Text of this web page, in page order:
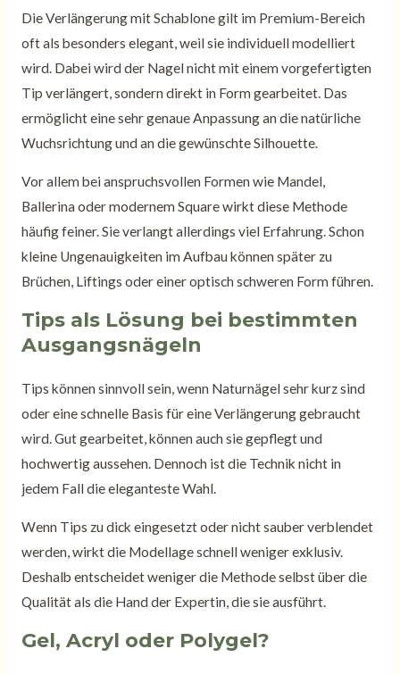
Die Verlängerung mit Schablone gilt im Premium-Bereich
oft als besonders elegant, weil sie individuell modelliert
wird. Dabei wird der Nagel nicht mit einem vorgefertigten
Tip verlängert, sondern direkt in Form gearbeitet. Das
ermöglicht eine sehr genaue Anpassung an die natürliche
Wuchsrichtung und an die gewünschte Silhouette.
Vor allem bei anspruchsvollen Formen wie Mandel,
Ballerina oder modernem Square wirkt diese Methode
häufig feiner. Sie verlangt allerdings viel Erfahrung. Schon
kleine Ungenauigkeiten im Aufbau können später zu
Brüchen, Liftings oder einer optisch schweren Form führen.
Tips als Lösung bei bestimmten
Ausgangsnägeln
Tips können sinnvoll sein, wenn Naturnägel sehr kurz sind
oder eine schnelle Basis für eine Verlängerung gebraucht
wird. Gut gearbeitet, können auch sie gepflegt und
hochwertig aussehen. Dennoch ist die Technik nicht in
jedem Fall die eleganteste Wahl.
Wenn Tips zu dick eingesetzt oder nicht sauber verblendet
werden, wirkt die Modellage schnell weniger exklusiv.
Deshalb entscheidet weniger die Methode selbst über die
Qualität als die Hand der Expertin, die sie ausführt.
Gel, Acryl oder Polygel?